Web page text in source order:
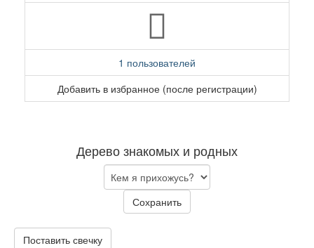
1 пользователей
Добавить в избранное (после регистрации)
Дерево знакомых и родных
Сохранить
Поставить свечку